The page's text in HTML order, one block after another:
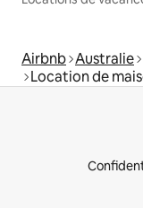
Airbnb Australie
Location de